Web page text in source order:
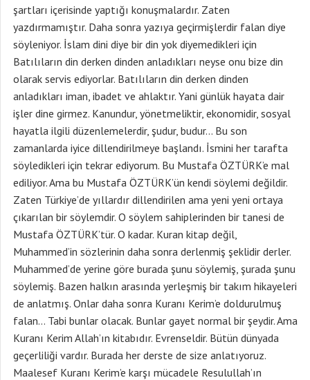
şartları içerisinde yaptığı konuşmalardır. Zaten
yazdırmamıştır. Daha sonra yazıya geçirmişlerdir falan diye
söyleniyor. İslam dini diye bir din yok diyemedikleri için
Batılıların din derken dinden anladıkları neyse onu bize din
olarak servis ediyorlar. Batılıların din derken dinden
anladıkları iman, ibadet ve ahlaktır. Yani günlük hayata dair
işler dine girmez. Kanundur, yönetmeliktir, ekonomidir, sosyal
hayatla ilgili düzenlemelerdir, şudur, budur… Bu son
zamanlarda iyice dillendirilmeye başlandı. İsmini her tarafta
söyledikleri için tekrar ediyorum. Bu Mustafa ÖZTÜRK’e mal
ediliyor. Ama bu Mustafa ÖZTÜRK’ün kendi söylemi değildir.
Zaten Türkiye’de yıllardır dillendirilen ama yeni yeni ortaya
çıkarılan bir söylemdir. O söylem sahiplerinden bir tanesi de
Mustafa ÖZTÜRK’tür. O kadar. Kuran kitap değil,
Muhammed’in sözlerinin daha sonra derlenmiş şeklidir derler.
Muhammed’de yerine göre burada şunu söylemiş, şurada şunu
söylemiş. Bazen halkın arasında yerleşmiş bir takım hikayeleri
de anlatmış. Onlar daha sonra Kuranı Kerim’e doldurulmuş
falan… Tabi bunlar olacak. Bunlar gayet normal bir şeydir. Ama
Kuranı Kerim Allah’ın kitabıdır. Evrenseldir. Bütün dünyada
geçerliliği vardır. Burada her derste de size anlatıyoruz.
Maalesef Kuranı Kerim’e karşı mücadele Resulullah’ın